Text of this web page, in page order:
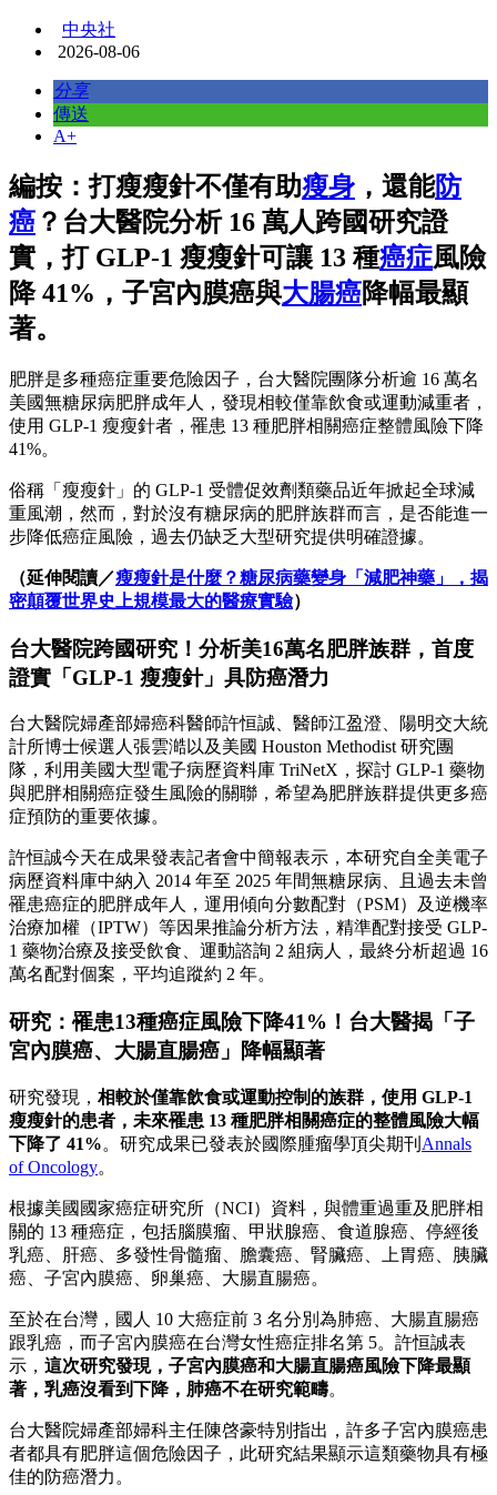
中央社
2026-08-06
分享
傳送
A+
編按：打瘦瘦針不僅有助瘦身 ，還能防
癌 ？台大醫院分析 16 萬人跨國研究證
實，打 GLP-1 瘦瘦針可讓 13 種癌症風險
降 41%，子宮內膜癌與大腸癌降幅最顯
著。
肥胖是多種癌症重要危險因子，台大醫院團隊分析逾 16 萬名
美國無糖尿病肥胖成年人，發現相較僅靠飲食或運動減重者，
使用 GLP-1 瘦瘦針者，罹患 13 種肥胖相關癌症整體風險下降
41%。
俗稱「瘦瘦針」的 GLP-1 受體促效劑類藥品近年掀起全球減
重風潮，然而，對於沒有糖尿病的肥胖族群而言，是否能進一
步降低癌症風險，過去仍缺乏大型研究提供明確證據。
（延伸閱讀／瘦瘦針是什麼？糖尿病藥變身「減肥神藥」，揭
密顛覆世界史上規模最大的醫療實驗）
台大醫院跨國研究！分析美16萬名肥胖族群，首度
證實「GLP-1 瘦瘦針」具防癌潛力
台大醫院婦產部婦癌科醫師許恒誠、醫師江盈澄、陽明交大統
計所博士候選人張雲澔以及美國 Houston Methodist 研究團
隊，利用美國大型電子病歷資料庫 TriNetX，探討 GLP-1 藥物
與肥胖相關癌症發生風險的關聯，希望為肥胖族群提供更多癌
症預防的重要依據。
許恒誠今天在成果發表記者會中簡報表示，本研究自全美電子
病歷資料庫中納入 2014 年至 2025 年間無糖尿病、且過去未曾
罹患癌症的肥胖成年人，運用傾向分數配對（PSM）及逆機率
治療加權（IPTW）等因果推論分析方法，精準配對接受 GLP-
1 藥物治療及接受飲食、運動諮詢 2 組病人，最終分析超過 16
萬名配對個案，平均追蹤約 2 年。
研究：罹患13種癌症風險下降41%！台大醫揭「子
宮內膜癌、大腸直腸癌」降幅顯著
研究發現， 相較於僅靠飲食或運動控制的族群，使用 GLP-1
瘦瘦針的患者，未來罹患 13 種肥胖相關癌症的整體風險大幅
下降了 41%。研究成果已發表於國際腫瘤學頂尖期刊 Annals
of Oncology。
根據美國國家癌症研究所（NCI）資料，與體重過重及肥胖相
關的 13 種癌症，包括腦膜瘤、甲狀腺癌、食道腺癌、停經後
乳癌、肝癌、多發性骨髓瘤、膽囊癌、腎臟癌、上胃癌、胰臟
癌、子宮內膜癌、卵巢癌、大腸直腸癌。
至於在台灣，國人 10 大癌症前 3 名分別為肺癌、大腸直腸癌
跟乳癌，而子宮內膜癌在台灣女性癌症排名第 5。許恒誠表
示， 這次研究發現，子宮內膜癌和大腸直腸癌風險下降最顯
著，乳癌沒看到下降，肺癌不在研究範疇。
台大醫院婦產部婦科主任陳啓豪特別指出，許多子宮內膜癌患
者都具有肥胖這個危險因子，此研究結果顯示這類藥物具有極
佳的防癌潛力。